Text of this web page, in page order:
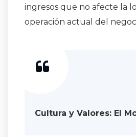
ingresos que no afecte la
operación actual del
Cultura y Valores: El